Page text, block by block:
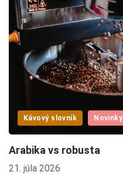
Kávový slovník Novinky
Arabika vs robusta
21. júla 2026